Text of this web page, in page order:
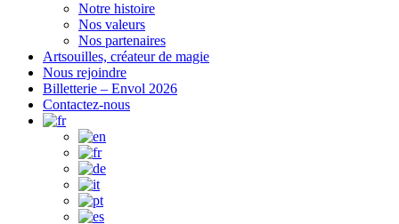
Notre histoire
Nos valeurs
Nos partenaires
Artsouilles, créateur de magie
Nous rejoindre
Billetterie – Envol 2026
Contactez-nous